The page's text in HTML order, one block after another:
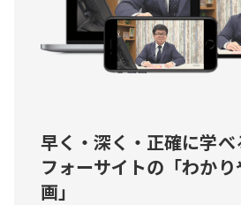
早く・深く・正確に学べ
フォーサイトの「わか
画」